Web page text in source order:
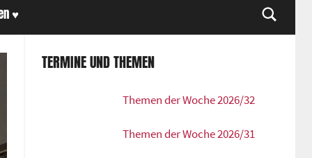
♥
TERMINE UND THEMEN
Themen der Woche 2026/32
Themen der Woche 2026/31